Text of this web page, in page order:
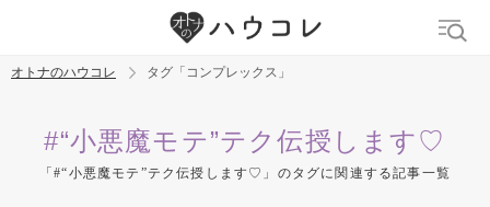
オトナのハウコレ タグ「コンプレックス」
#“小悪魔モテ”テク伝授します♡
「#“小悪魔モテ”テク伝授します♡」のタグに関連する記事一覧